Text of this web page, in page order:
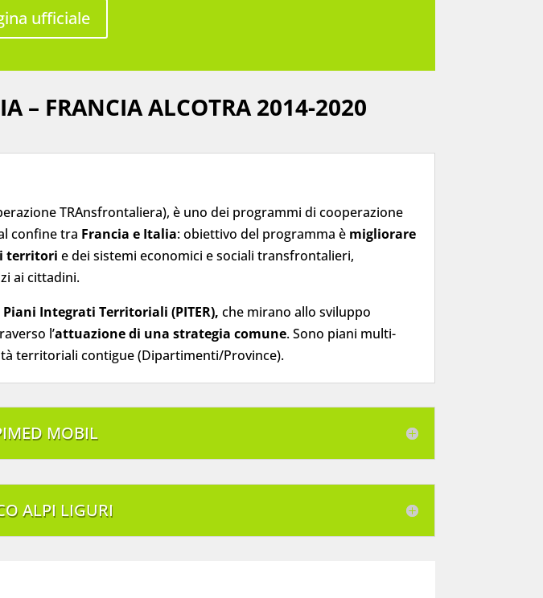
ufficiale
– FRANCIA ALCOTRA 2014-2020
TRAnsfrontaliera), è uno dei programmi di cooperazione
confine tra Francia e Italia: obiettivo del programma è migliorare
territorie dei sistemi economici e sociali transfrontalieri,
ai cittadini.
Piani Integrati Territoriali (PITER),che mirano allo sviluppo
l’attuazione di una strategia comune. Sono piani multi-
territoriali contigue (Dipartimenti/Province).
MOBIL
ALPI LIGURI